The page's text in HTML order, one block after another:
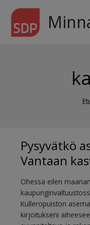
sisältöön
Pysyvätkö
Vantaan
Ohessa eilen
Kulleropuiston
kirjoitukseni